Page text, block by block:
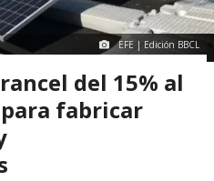
EFE | Edición BBCL
del 15% al
fabricar